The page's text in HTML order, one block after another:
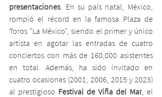
presentaciones . En su país natal, México,
rompió el récord en la famosa Plaza de
Toros "La México", siendo el primer y único
artista en agotar las entradas de cuatro
conciertos con más de 160,000 asistentes
en total. Además, ha sido invitado en
cuatro ocasiones (2001, 2006, 2015 y 2023)
al prestigioso Festival de Viña del Mar , el